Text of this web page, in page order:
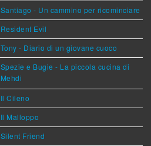
Santiago - Un cammino per ricominciare
Resident Evil
Tony - Diario di un giovane cuoco
Spezie e Bugie - La piccola cucina di
Mehdi
Il Cileno
Il Malloppo
Silent Friend